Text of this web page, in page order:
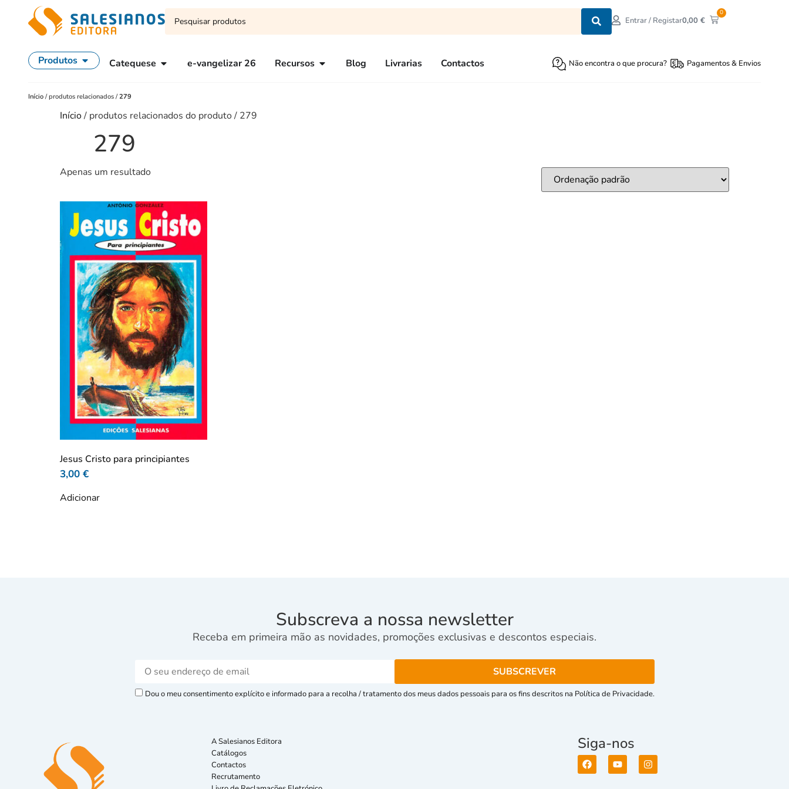
Entrar / Registar0,00€
0
Produtos Catequese e-vangelizar 26 Recursos Blog Livrarias Contactos Não encontra o que procura? Pagamentos & Envios
Início /produtos relacionados /279
Início/ produtos relacionados do produto / 279
279
Apenas um resultado
Jesus Cristo para principiantes
3,00 €
Adicionar
Subscreva a nossa newsletter
Receba em primeira mão as novidades, promoções exclusivas e descontos especiais.
Dou o meu consentimento explícito e informado para a recolha / tratamento dos meus dados pessoais para os fins descritos na Política de Privacidade.
A Salesianos Editora
Catálogos
Contactos
Recrutamento
Siga-nos